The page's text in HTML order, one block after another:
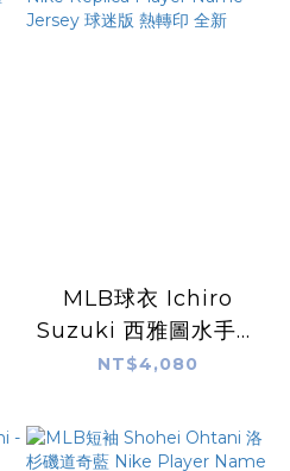
MLB球衣 Ichiro
Suzuki 西雅圖水手深
藍 鈴木一朗
Replica Player
Name Jersey 球迷
NT$4,080